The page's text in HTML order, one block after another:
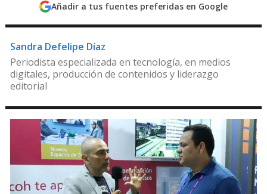
Añadir a tus fuentes preferidas en Google
Sandra Defelipe Díaz
Periodista especializada en tecnología, en medios
digitales, producción de contenidos y liderazgo
editorial